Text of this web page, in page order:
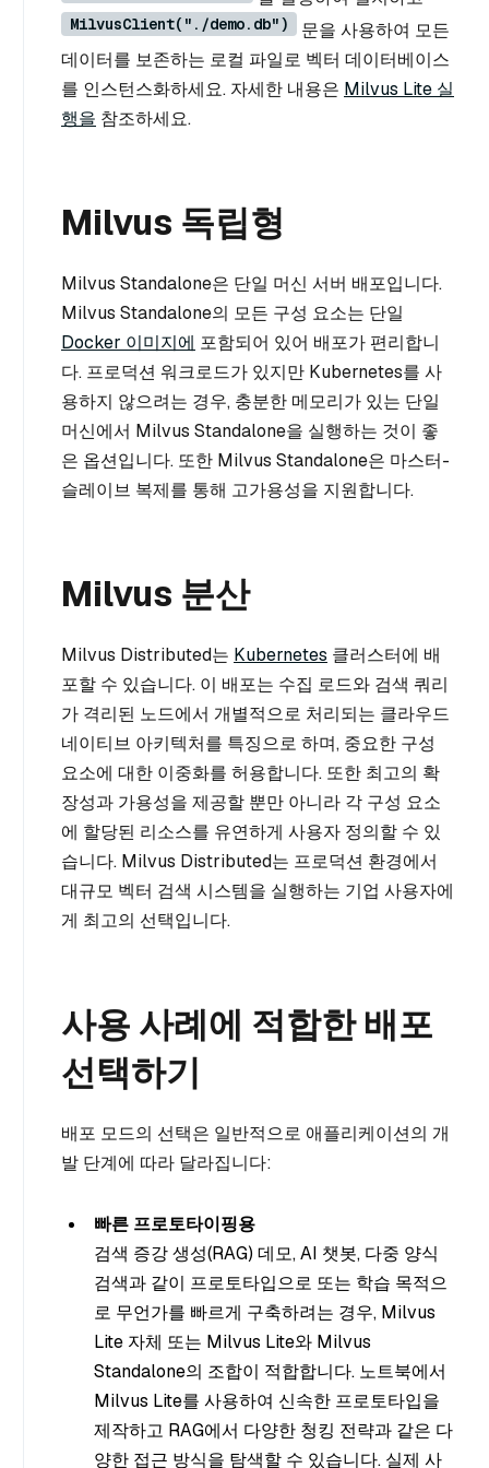
MilvusClient("./demo.db")
문을 사용하여 모든
데이터를 보존하는 로컬 파일로 벡터 데이터베이스
를 인스턴스화하세요. 자세한 내용은 Milvus Lite 실
행을 참조하세요.
Milvus 독립형
Milvus Standalone은 단일 머신 서버 배포입니다.
Milvus Standalone의 모든 구성 요소는 단일
Docker 이미지에 포함되어 있어 배포가 편리합니
다. 프로덕션 워크로드가 있지만 Kubernetes를 사
용하지 않으려는 경우, 충분한 메모리가 있는 단일
머신에서 Milvus Standalone을 실행하는 것이 좋
은 옵션입니다. 또한 Milvus Standalone은 마스터-
슬레이브 복제를 통해 고가용성을 지원합니다.
Milvus 분산
Milvus Distributed는 Kubernetes 클러스터에 배
포할 수 있습니다. 이 배포는 수집 로드와 검색 쿼리
가 격리된 노드에서 개별적으로 처리되는 클라우드
네이티브 아키텍처를 특징으로 하며, 중요한 구성
요소에 대한 이중화를 허용합니다. 또한 최고의 확
장성과 가용성을 제공할 뿐만 아니라 각 구성 요소
에 할당된 리소스를 유연하게 사용자 정의할 수 있
습니다. Milvus Distributed는 프로덕션 환경에서
대규모 벡터 검색 시스템을 실행하는 기업 사용자에
게 최고의 선택입니다.
사용 사례에 적합한 배포
선택하기
배포 모드의 선택은 일반적으로 애플리케이션의 개
발 단계에 따라 달라집니다:
빠른 프로토타이핑용
검색 증강 생성(RAG) 데모, AI 챗봇, 다중 양식
검색과 같이 프로토타입으로 또는 학습 목적으
로 무언가를 빠르게 구축하려는 경우, Milvus
Lite 자체 또는 Milvus Lite와 Milvus
Standalone의 조합이 적합합니다. 노트북에서
Milvus Lite를 사용하여 신속한 프로토타입을
제작하고 RAG에서 다양한 청킹 전략과 같은 다
양한 접근 방식을 탐색할 수 있습니다. 실제 사